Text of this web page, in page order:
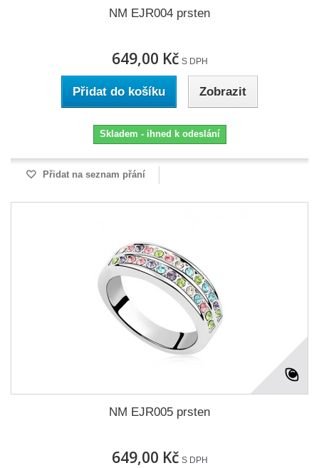
NM EJR004 prsten
649,00 Kč S DPH
Přidat do košíku Zobrazit
Skladem - ihned k odeslání
Přidat na seznam přání
NM EJR005 prsten
649,00 Kč S DPH